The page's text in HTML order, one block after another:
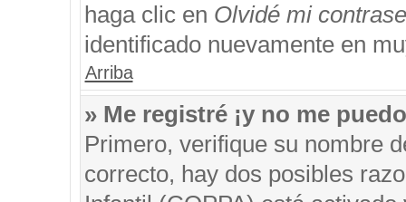
haga clic en Olvidé mi
identificado nuevamente en
Arriba
» Me registré ¡y no me
Primero, verifique su nombre
correcto, hay dos posibles